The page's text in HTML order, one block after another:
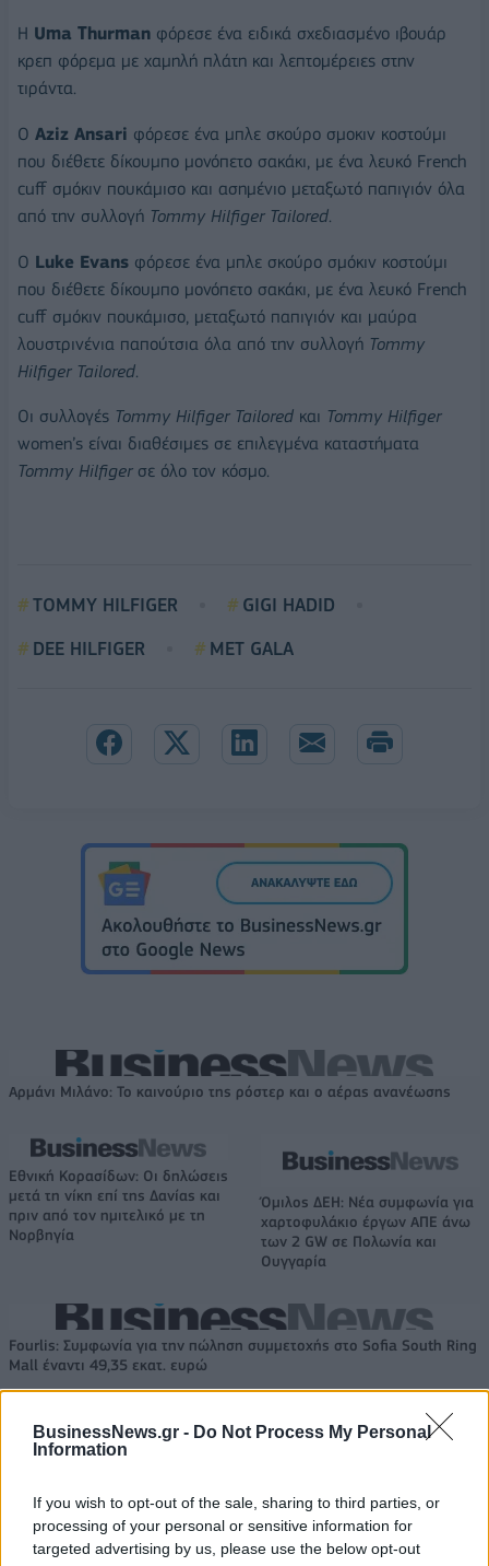
BusinessNews.gr - Do Not Process My Personal
Information
If you wish to opt-out of the sale, sharing to third parties, or
processing of your personal or sensitive information for
targeted advertising by us, please use the below opt-out
Η Uma Thurman φόρεσε ένα ειδικά σχεδιασμένο ιβουάρ
κρεπ φόρεμα με χαμηλή πλάτη και λεπτομέρειες στην
τιράντα.
Ο Aziz Ansari φόρεσε ένα μπλε σκούρο σμοκιν κοστούμι
που διέθετε δίκουμπο μονόπετο σακάκι, με ένα λευκό French
cuff σμόκιν πουκάμισο και ασημένιο μεταξωτό παπιγιόν όλα
από την συλλογή Tommy Hilfiger Tailored.
Ο Luke Evans φόρεσε ένα μπλε σκούρο σμόκιν κοστούμι
που διέθετε δίκουμπο μονόπετο σακάκι, με ένα λευκό French
cuff σμόκιν πουκάμισο, μεταξωτό παπιγιόν και μαύρα
λουστρινένια παπούτσια όλα από την συλλογή Tommy
Hilfiger Tailored.
Οι συλλογές Tommy Hilfiger Tailored και Tommy Hilfiger
women’s είναι διαθέσιμες σε επιλεγμένα καταστήματα
Tommy Hilfigerσε όλο τον κόσμο.
TOMMY HILFIGER
GIGI HADID
DEE HILFIGER
MET GALA
Αρμάνι Μιλάνο: Το καινούριο της ρόστερ και ο αέρας ανανέωσης
Εθνική Κορασίδων: Οι δηλώσεις
μετά τη νίκη επί της Δανίας και
πριν από τον ημιτελικό με τη
Νορβηγία
Όμιλος ΔΕΗ: Νέα συμφωνία για
χαρτοφυλάκιο έργων ΑΠΕ άνω
των 2 GW σε Πολωνία και
Ουγγαρία
Fourlis: Συμφωνία για την πώληση συμμετοχής στο Sofia South Ring
Mall έναντι 49,35 εκατ. ευρώ
Εβδομαδιαία άνοδος 1,76%,
κέρδη 23,31% από τις αρχές
του έτους
στη θέση του CEO